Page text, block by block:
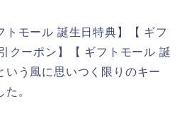
トモール 誕生日特典】【 ギフ
クーポン】【 ギフトモール 誕
いう風に思いつく限りのキー
。